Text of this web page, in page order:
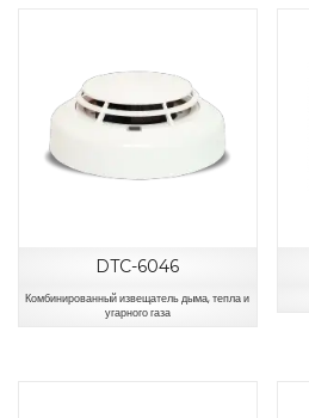
DTC-6046
Комбинированный извещатель дыма, тепла и
угарного газа